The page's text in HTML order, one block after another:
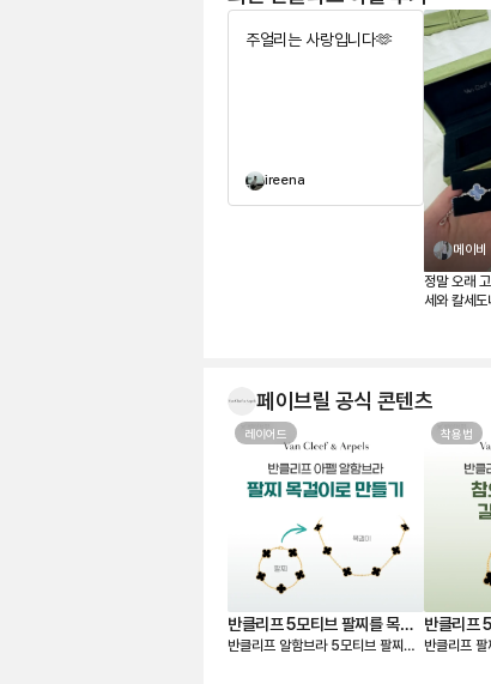
주얼리는 사랑입니다🫶
ireena
메이비
정말 오래
세와 칼세
템’이라고
한 번에 비
션, 구성품,
보고 가장
할 수 있었던
판매자분을
첫 반클리프를
었네요. 오
페이브릴 공식 콘텐츠
레이어드
반클리프 5모티브 팔찌를 목걸
이로 만들기 - 실착비교, 연장체
반클리프 알함브라 5모티브 팔찌를
착용법
반클리프
용팁-참으
반클리프